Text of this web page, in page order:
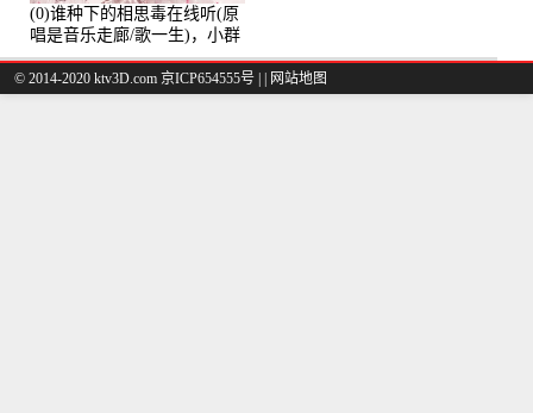
(0)谁种下的相思毒在线听(原
唱是音乐走廊/歌一生)，小群
演唱点播:8975次
© 2014-2020 ktv3D.com 京ICP654555号 | 网站地图